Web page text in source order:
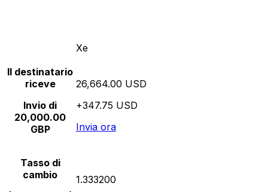
Xe
Il destinatario
riceve
Invio di
20,000.00
GBP
26,664.00 USD
+347.75 USD
Invia ora
Tasso di
cambio
1.333200